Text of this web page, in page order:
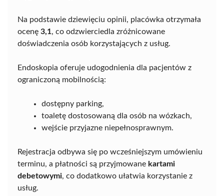
Na podstawie dziewięciu opinii, placówka otrzymała
ocenę 3,1, co odzwierciedla zróżnicowane
doświadczenia osób korzystających z usług.
Endoskopia oferuje udogodnienia dla pacjentów z
ograniczoną mobilnością:
dostępny parking,
toaletę dostosowaną dla osób na wózkach,
wejście przyjazne niepełnosprawnym.
Rejestracja odbywa się po wcześniejszym umówieniu
terminu, a płatności są przyjmowane kartami
debetowymi, co dodatkowo ułatwia korzystanie z
usług.